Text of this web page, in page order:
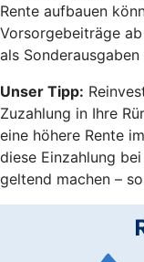
Rente aufbauen
Vorsorgebeiträge
als
Unser Tipp:
Zuzahlung in Ihre
eine höhere Rente
diese Einzahlung
geltend machen –